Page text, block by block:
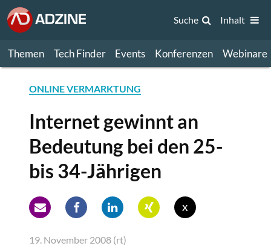
Themen Tech Finder Events Konferenzen Webinare
Suche Inhalt
ONLINE VERMARKTUNG
Internet gewinnt an
Bedeutung bei den 25-
bis 34-Jährigen
x
19. November 2008 (rt)